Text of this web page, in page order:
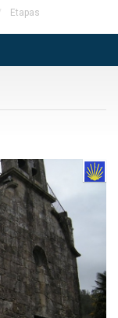
Etapas